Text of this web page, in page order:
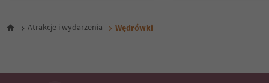
29
Atrakcje i wydarzenia Wędrówki